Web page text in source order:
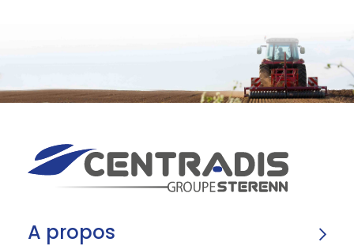
A propos